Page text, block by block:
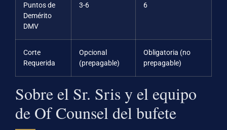
Puntos de
Demérito
DMV
3-6 6
Corte
Requerida
Opcional
(prepagable)
Obligatoria (no
prepagable)
Sobre el Sr. Sris y el equipo
de Of Counsel del bufete